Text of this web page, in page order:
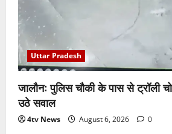
Uttar Pradesh
जालौन: पुलिस चौकी के पास से ट्रॉली
उठे सवाल
4tv News August 6, 2026 0